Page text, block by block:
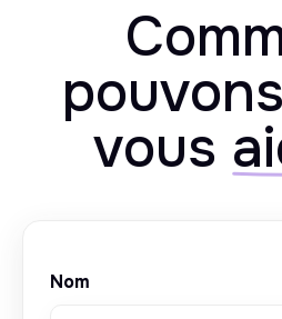
vous
Nom